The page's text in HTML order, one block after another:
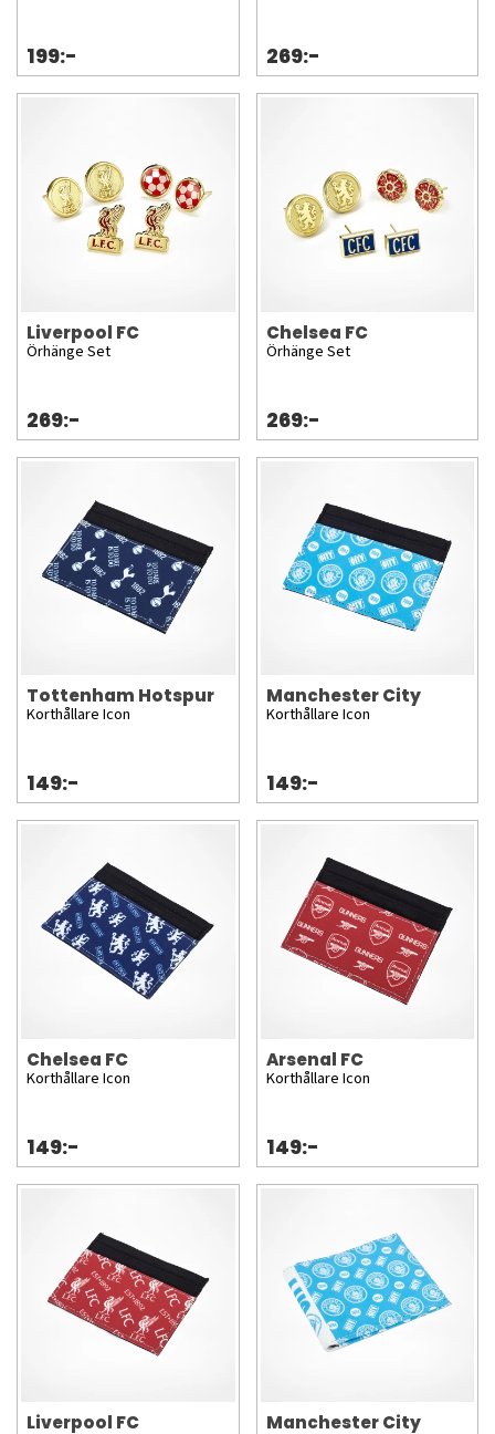
199:- 269:-
Liverpool FC
Örhänge Set
269:-
Chelsea FC
Örhänge Set
269:-
Tottenham Hotspur
Korthållare Icon
149:-
Manchester City
Korthållare Icon
149:-
Chelsea FC
Korthållare Icon
149:-
Arsenal FC
Korthållare Icon
149:-
Liverpool FC
Manchester City